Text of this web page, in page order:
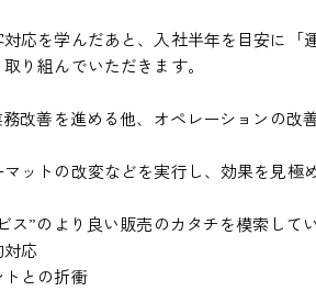
応を学んだあと、入社半年を目安に「
り組んでいただきます。
改善を進める他、オペレーションの改
ットの改変などを実行し、効果を見極
ス”のより良い販売のカタチを模索して
対応
トとの折衝